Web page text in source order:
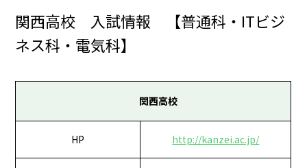
関西高校 入試情報 【普通科・ITビジ
ネス科・電気科】
関西高校
HP http://kanzei.ac.jp/